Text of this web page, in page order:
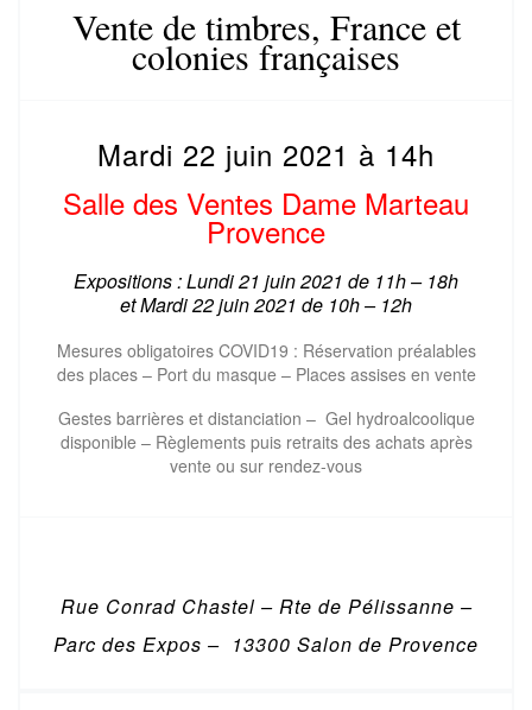
Vente de timbres, France et
colonies françaises
Mardi 22 juin 2021 à 14h
Salle des Ventes Dame Marteau
Provence
Expositions : Lundi 21 juin 2021 de 11h – 18h
etMardi 22 juin 2021 de 10h – 12h
Mesures obligatoires COVID19 : Réservation préalables
des places – Port du masque – Places assises en vente
Gestes barrières et distanciation – Gel hydroalcoolique
disponible – Règlements puis retraits des achats après
vente ou sur rendez-vous
Rue Conrad Chastel – Rte de Pélissanne –
Parc des Expos – 13300 Salon de Provence